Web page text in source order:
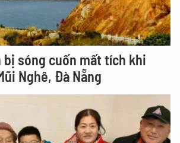
bị sóng cuốn mất tích khi
Nghê, Đà Nẵng